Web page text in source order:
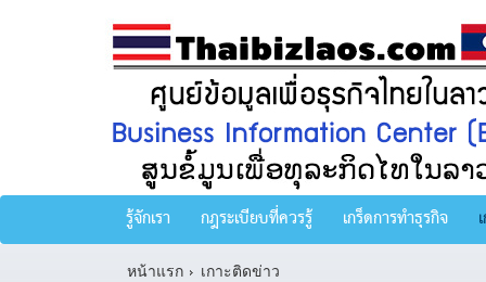
รู้จักเรา กฎระเบียบที่ควรรู้ เกร็ดการทำธุรกิจ
หน้าแรก เกาะติดข่าว